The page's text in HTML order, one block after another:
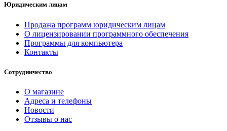
Юридическим лицам
Продажа программ юридическим лицам
О лицензировании программного обеспечения
Программы для компьютера
Контакты
Сотрудничество
О магазине
Адреса и телефоны
Новости
Отзывы о нас